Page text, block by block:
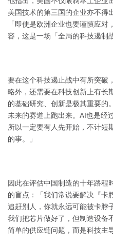
美国技术的第三国的企业亦不得
「即使是欧洲企业也要谨慎应
容，这是一场「全局的科技遏制
要在这个科技遏止战中有所突破
略外，还需要在科技创新上有长
的基础研究、创新是极其重要的
未来的赛道上跑出来。AI也是经
所以一定要有人先开始，不计短
的事。」
因此在评估中国制造的十年路程
的盲点：「我们常说要解决『卡
追赶别人，你就永远可能被卡脖
我们把芯片做好了，但制造设备
简单的供应链问题，而是科技主